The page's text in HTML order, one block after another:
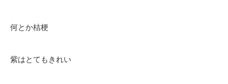
何とか桔梗
紫はとてもきれい